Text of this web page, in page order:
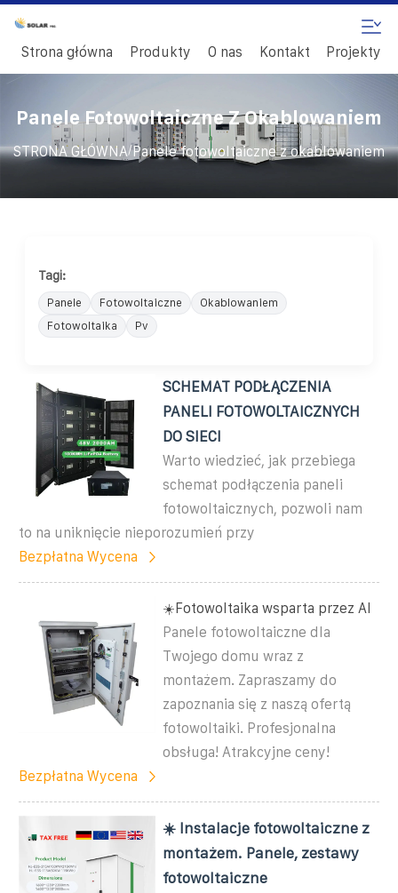
Strona główna Produkty O nas Kontakt Projekty
Panele Fotowoltaiczne Z Okablowaniem
STRONA GŁÓWNA/Panele fotowoltaiczne z okablowaniem
Tagi:
Panele Fotowoltaiczne
Okablowaniem
Fotowoltaika
Pv
SCHEMAT PODŁĄCZENIA
PANELI FOTOWOLTAICZNYCH
DO SIECI
Warto wiedzieć, jak przebiega
schemat podłączenia paneli
fotowoltaicznych, pozwoli nam
to na uniknięcie nieporozumień przy
Bezpłatna Wycena
☀️Fotowoltaika wsparta przez AI
Panele fotowoltaiczne dla
Twojego domu wraz z
montażem. Zapraszamy do
zapoznania się z naszą ofertą
fotowoltaiki. Profesjonalna
obsługa! Atrakcyjne ceny!
Bezpłatna Wycena
☀️ Instalacje fotowoltaiczne z
montażem. Panele, zestawy
fotowoltaiczne